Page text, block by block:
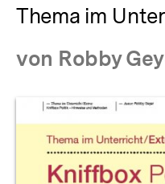
Thema im
von Robby